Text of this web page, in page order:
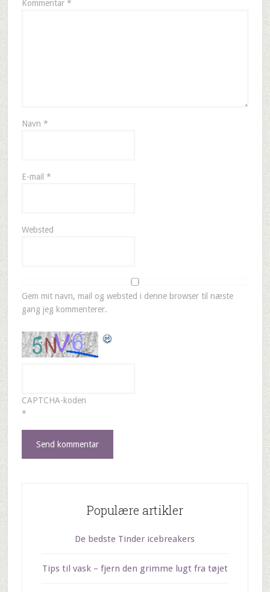
Kommentar *
Navn *
E-mail *
Websted
Gem mit navn, mail og websted i denne browser til næste
gang jeg kommenterer.
CAPTCHA-koden
*
Populære artikler
De bedste Tinder icebreakers
Tips til vask – fjern den grimme lugt fra tøjet